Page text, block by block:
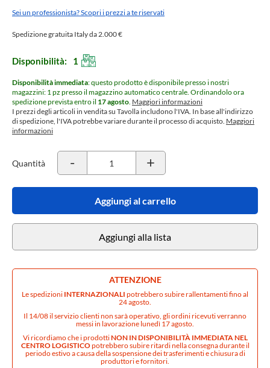
Sei un professionista? Scopri i prezzi a te riservati
Spedizione gratuita Italy da 2.000 €
Disponibilità: 1
Disponibilità immediata: questo prodotto è disponibile presso i nostri
magazzini: 1 pz presso il magazzino automatico centrale. Ordinandolo ora
spedizione prevista entro il 17 agosto. Maggiori informazioni
I prezzi degli articoli in vendita su Tavolla includono l'IVA. In base all'indirizzo
di spedizione, l'IVA potrebbe variare durante il processo di acquisto. Maggiori
informazioni
Quantità - +
Aggiungi al carrello
Aggiungi alla lista
ATTENZIONE
Le spedizioni INTERNAZIONALI potrebbero subire rallentamenti fino al
24 agosto.
Il 14/08 il servizio clienti non sarà operativo, gli ordini ricevuti verranno
messi in lavorazione lunedì 17 agosto.
Vi ricordiamo che i prodottiNON IN DISPONIBILITÀ IMMEDIATA NEL
CENTRO LOGISTICOpotrebbero subire ritardi nella consegna durante il
periodo estivo a causa della sospensione dei trasferimenti e chiusura di
produttori e fornitori.